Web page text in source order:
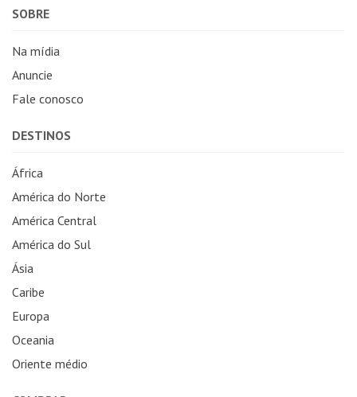
SOBRE
Na mídia
Anuncie
Fale conosco
DESTINOS
África
América do Norte
América Central
América do Sul
Ásia
Caribe
Europa
Oceania
Oriente médio